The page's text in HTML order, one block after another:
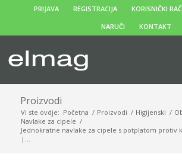
PRIJAVA REGISTRACIJA KORISNIČKI
NARUČI
KONTAKT
Proizvodi
Vi ste ovdje: Početna / Proizvodi / Higijenski /
Navlake za cipele /
Jednokratne navlake za cipele s potplatom protiv
|...